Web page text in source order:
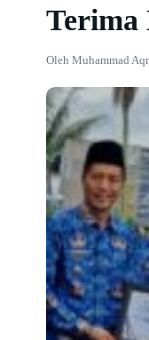
Terima
Oleh Muhammad